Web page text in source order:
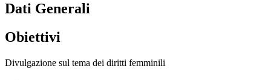
Dati Generali
Obiettivi
Divulgazione sul tema dei diritti femminili